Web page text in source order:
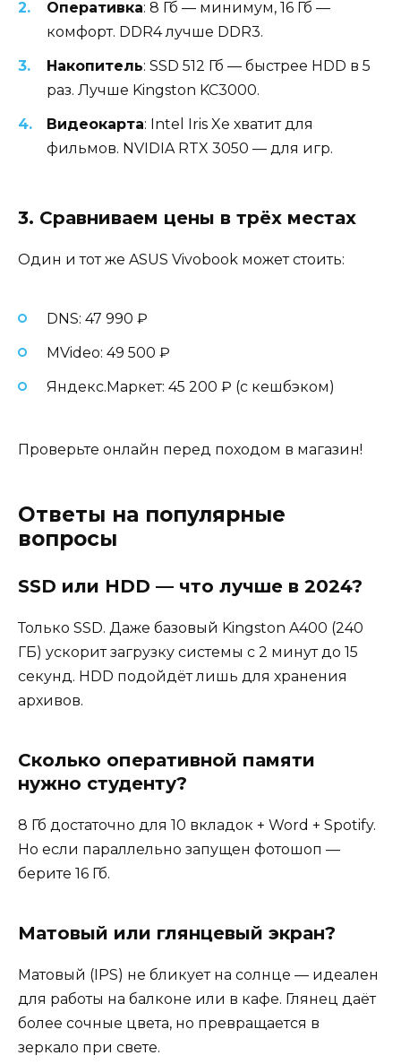
Оперативка: 8 Гб — минимум, 16 Гб —
комфорт. DDR4 лучше DDR3.
Накопитель: SSD 512 Гб — быстрее HDD в 5
раз. Лучше Kingston KC3000.
Видеокарта: Intel Iris Xe хватит для
фильмов. NVIDIA RTX 3050 — для игр.
3. Сравниваем цены в трёх местах
Один и тот же ASUS Vivobook может стоить:
DNS: 47 990 ₽
MVideo: 49 500 ₽
Яндекс.Маркет: 45 200 ₽ (с кешбэком)
Проверьте онлайн перед походом в магазин!
Ответы на популярные
вопросы
SSD или HDD — что лучше в 2024?
Только SSD. Даже базовый Kingston A400 (240
ГБ) ускорит загрузку системы с 2 минут до 15
секунд. HDD подойдёт лишь для хранения
архивов.
Сколько оперативной памяти
нужно студенту?
8 Гб достаточно для 10 вкладок + Word + Spotify.
Но если параллельно запущен фотошоп —
берите 16 Гб.
Матовый или глянцевый экран?
Матовый (IPS) не бликует на солнце — идеален
для работы на балконе или в кафе. Глянец даёт
более сочные цвета, но превращается в
зеркало при свете.